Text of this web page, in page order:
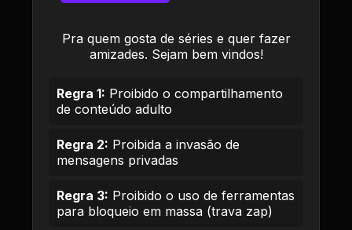
Pra quem gosta de séries e quer fazer
amizades. Sejam bem vindos!
Regra 1: Proibido o compartilhamento
de conteúdo adulto
Regra 2: Proibida a invasão de
mensagens privadas
Regra 3: Proibido o uso de ferramentas
para bloqueio em massa (trava zap)